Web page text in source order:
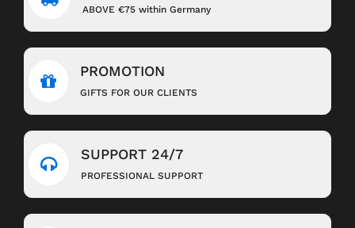
ABOVE €75 within Germany
PROMOTION
GIFTS FOR OUR CLIENTS
SUPPORT 24/7
PROFESSIONAL SUPPORT